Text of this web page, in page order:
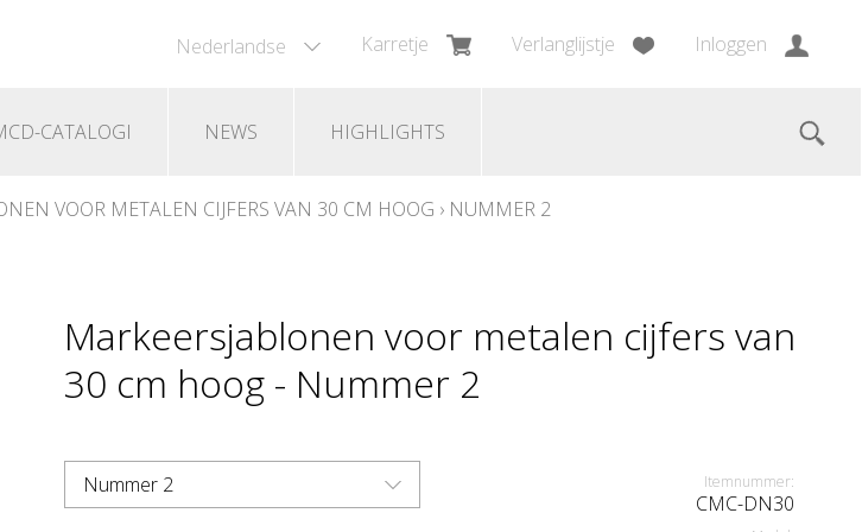
Nederlandse Karretje Verlanglijstje Inloggen
CATALOGI NEWS HIGHLIGHTS
VOOR METALEN CIJFERS VAN 30 CM HOOG › NUMMER 2
Markeersjablonen voor metalen cijfers van
30 cm hoog - Nummer 2
Nummer 2 Itemnummer:
CMC-DN30